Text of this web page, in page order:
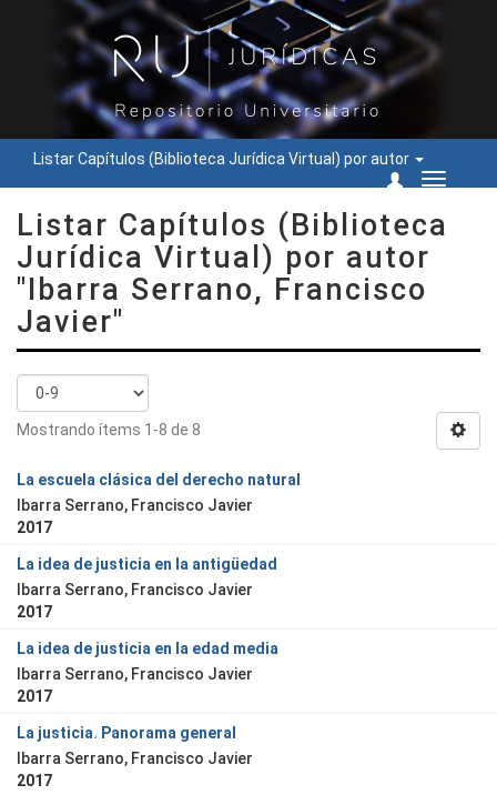
Listar Capítulos (Biblioteca Jurídica Virtual) por autor
Cambiar
Listar Capítulos (Biblioteca
Jurídica Virtual) por autor
"Ibarra Serrano, Francisco
Javier"
Mostrando ítems 1-8 de 8
La escuela clásica del derecho natural
Ibarra Serrano, Francisco Javier
2017
La idea de justicia en la antigüedad
Ibarra Serrano, Francisco Javier
2017
La idea de justicia en la edad media
Ibarra Serrano, Francisco Javier
2017
La justicia. Panorama general
Ibarra Serrano, Francisco Javier
2017